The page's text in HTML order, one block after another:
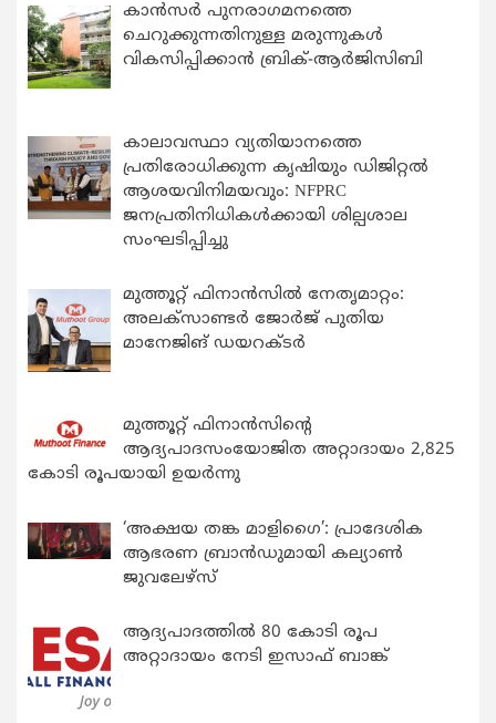
കാന്‍സര്‍ പുനരാഗമനത്തെ
ചെറുക്കുന്നതിനുള്ള മരുന്നുകള്‍
വികസിപ്പിക്കാന്‍ ബ്രിക്-ആര്‍ജിസിബി
കാലാവസ്ഥാ വ്യതിയാനത്തെ
പ്രതിരോധിക്കുന്ന കൃഷിയും ഡിജിറ്റൽ
ആശയവിനിമയവും: NFPRC
ജനപ്രതിനിധികൾക്കായി ശില്പശാല
സംഘടിപ്പിച്ചു
മുത്തൂറ്റ് ഫിനാൻസിൽ നേതൃമാറ്റം:
അലക്സാണ്ടർ ജോർജ് പുതിയ
മാനേജിങ് ഡയറക്ടർ
മുത്തൂറ്റ് ഫിനാൻസിന്റെ
ആദ്യപാദസംയോജിത അറ്റാദായം 2,825
കോടി രൂപയായി ഉയർന്നു
‘അക്ഷയ തങ്ക മാളിഗൈ’: പ്രാദേശിക
ആഭരണ ബ്രാന്‍ഡുമായി കല്യാണ്‍
ജുവലേഴ്‌സ്
ആദ്യപാദത്തിൽ 80 കോടി രൂപ
അറ്റാദായം നേടി ഇസാഫ് ബാങ്ക്